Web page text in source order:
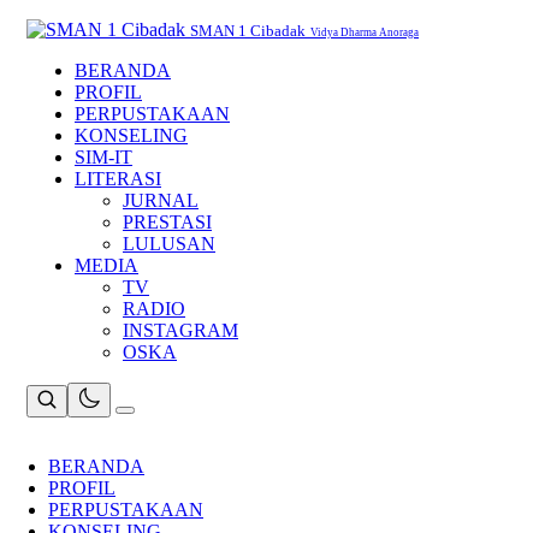
SMAN 1 Cibadak Vidya Dharma Anoraga
BERANDA
PROFIL
PERPUSTAKAAN
KONSELING
SIM-IT
LITERASI
JURNAL
PRESTASI
LULUSAN
MEDIA
TV
RADIO
INSTAGRAM
OSKA
BERANDA
PROFIL
PERPUSTAKAAN